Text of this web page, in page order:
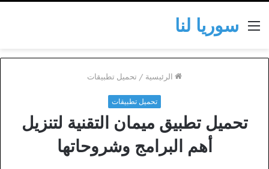
سوريا لناالقائمة
الرئيسية / تحميل تطبيقات
تحميل تطبيقات
تحميل تطبيق ميمان التقنية لتنزيل
أهم البرامج وشروحاتها